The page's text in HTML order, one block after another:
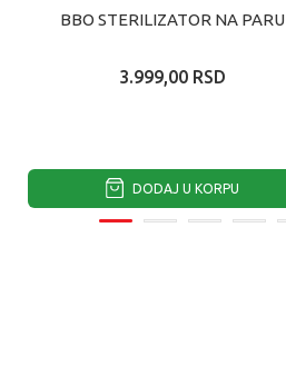
BBO STERILIZATOR NA PARU
3.999,00 RSD
DODAJ U KORPU